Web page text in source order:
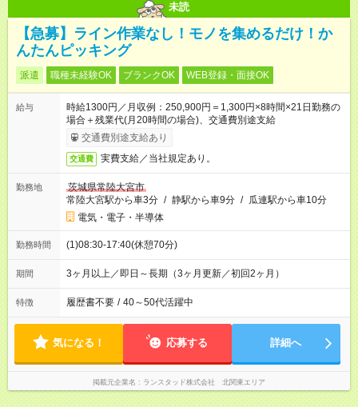
未読
【急募】ライン作業なし！モノを集めるだけ！か
んたんピッキング
派遣 職種未経験OK ブランクOK WEB登録・面接OK
給与
時給1300円／月収例：250,900円＝1,300円×8時間×21日勤務の
場合＋残業代(月20時間の場合)、交通費別途支給
交通費別途支給あり
交通費 実費支給／当社規定あり。
勤務地
茨城県常陸大宮市
常陸大宮駅から車3分 / 静駅から車9分 / 瓜連駅から車10分
電気・電子・半導体
勤務時間 (1)08:30-17:40(休憩70分)
期間 3ヶ月以上／即日～長期（3ヶ月更新／初回2ヶ月）
特徴 履歴書不要 / 40～50代活躍中
気になる！ 応募する 詳細へ
掲載元企業名 ランスタッド株式会社 北関東エリア